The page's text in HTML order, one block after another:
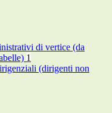
di vertice (da
1
(dirigenti non